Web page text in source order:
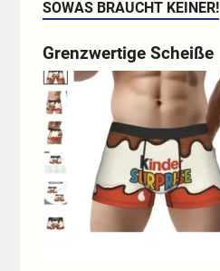
SOWAS BRAUCHT KEINER!
Grenzwertige Scheiße